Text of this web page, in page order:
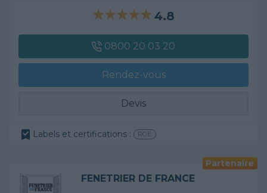
4.8
0800 20 03 20
Rendez-vous
Devis
Labels et certifications : RGE
Partenaire
FENETRIER DE FRANCE